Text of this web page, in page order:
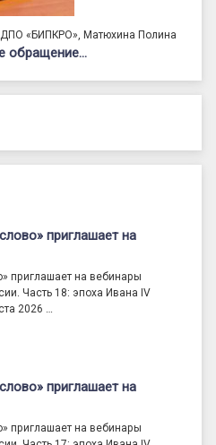
ДПО «БИПКРО», Матюхина Полина
обращение…
приглашает на
приглашает на вебинары
Часть 18: эпоха Ивана IV
2026 …
приглашает на
приглашает на вебинары